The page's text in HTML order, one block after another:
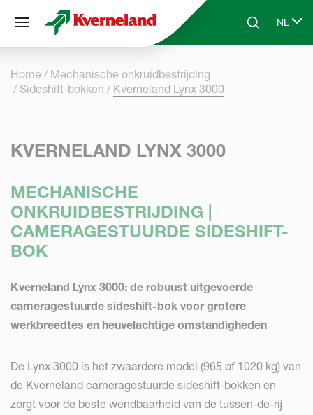
Skip to main contentSearchNL
Select
Home
Mechanische onkruidbestrijding
Sideshift-bokken
Kverneland Lynx 3000
KVERNELAND LYNX 3000
MECHANISCHE
ONKRUIDBESTRIJDING |
CAMERAGESTUURDE SIDESHIFT-
BOK
Kverneland Lynx 3000: de robuust uitgevoerde
cameragestuurde sideshift-bok voor grotere
werkbreedtes en heuvelachtige omstandigheden
De Lynx 3000 is het zwaardere model (965 of 1020 kg) van
de Kverneland cameragestuurde sideshift-bokken en
zorgt voor de beste wendbaarheid van de tussen-de-rij
Cookies beheer paneel